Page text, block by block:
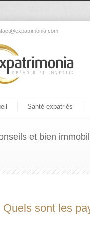
Santé expatriés
et bien
Quels sont les